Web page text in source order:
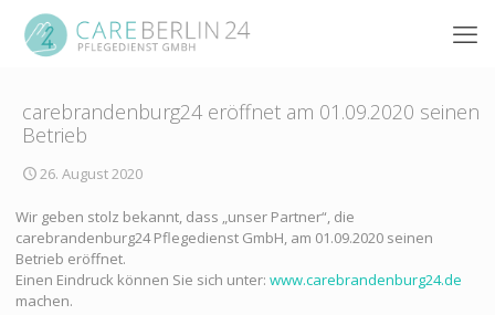
carebrandenburg24 eröffnet am 01.09.2020 seinen
Betrieb
26. August 2020
Wir geben stolz bekannt, dass „unser Partner“, die
carebrandenburg24 Pflegedienst GmbH, am 01.09.2020 seinen
Betrieb eröffnet.
Einen Eindruck können Sie sich unter:www.carebrandenburg24.de
machen.